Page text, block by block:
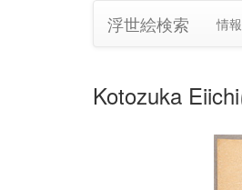
浮世絵検索 情
Kotozuka